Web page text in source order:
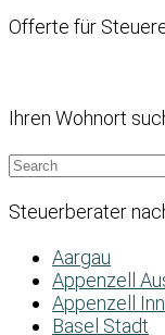
Offerte für
Ihren Wohnort
Steuerberater
Aargau
Appenzell
Appenzell
Basel Stadt